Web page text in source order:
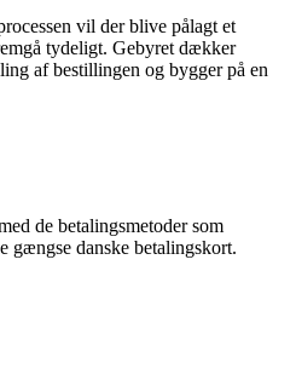
vil der blive pålagt et
tydeligt. Gebyret dækker
af bestillingen og bygger på en
de betalingsmetoder som
gængse danske betalingskort.